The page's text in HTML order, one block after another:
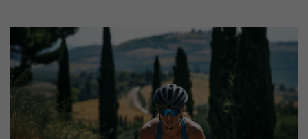
einen
Moment
natürlicher
Schönheit
und
Gesundheit.